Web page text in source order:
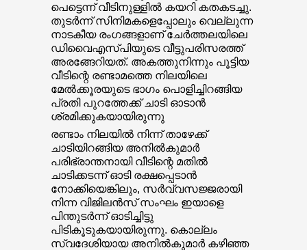
പെട്ടെന്ന് വീടിനുള്ളില്‍ കയറി കതകടച്ചു.
തുടര്‍ന്ന് സിനിമകളെപ്പോലും വെല്ലുന്ന
നാടകീയ രംഗങ്ങളാണ് ചേര്‍ത്തലയിലെ
ഡിവൈഎസ്പിയുടെ വീട്ടുപരിസരത്ത്
അരങ്ങേറിയത്. അകത്തുനിന്നും പൂട്ടിയ
വീടിന്റെ രണ്ടാമത്തെ നിലയിലെ
മേല്‍ക്കൂരയുടെ ഭാഗം പൊളിച്ചിറങ്ങിയ
പ്രതി പുറത്തേക്ക് ചാടി ഓടാന്‍
ശ്രമിക്കുകയായിരുന്നു
രണ്ടാം നിലയില്‍ നിന്ന് താഴേക്ക്
ചാടിയിറങ്ങിയ അനില്‍കുമാര്‍
പരിഭ്രാന്തനായി വീടിന്റെ മതില്‍
ചാടിക്കടന്ന് ഓടി രക്ഷപ്പെടാന്‍
നോക്കിയെങ്കിലും, സര്‍വ്വസജ്ജരായി
നിന്ന വിജിലന്‍സ് സംഘം ഇയാളെ
പിന്തുടര്‍ന്ന് ഓടിച്ചിട്ടു
പിടികൂടുകയായിരുന്നു. കൊല്ലം
സ്വദേശിയായ അനില്‍കുമാര്‍ കഴിഞ്ഞ